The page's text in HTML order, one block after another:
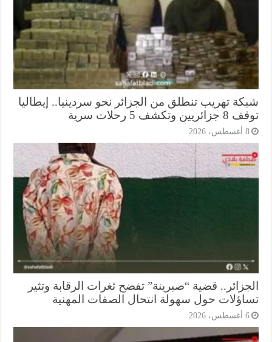
تهريب تنطلق من الجزائر نحو سردينيا.. إيطاليا
وتكشف 5 رحلات سرية
قضية “صبرينة” تفضح ثغرات الرقابة وتثير
حول سهولة انتحال الصفات المهنية